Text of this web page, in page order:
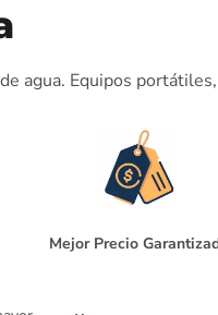
agua. Equipos
Mejor Precio